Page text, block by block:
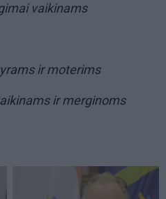
vaikinams
ir moterims
ir merginoms